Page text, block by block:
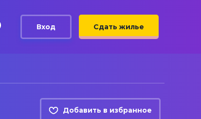
Вход Сдать жилье
Добавить в избранное